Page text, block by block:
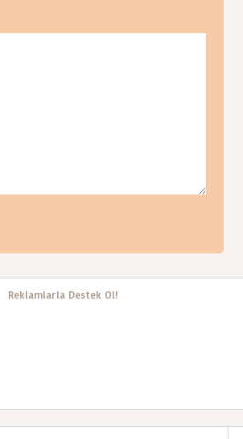
Reklamlarla Destek Ol!